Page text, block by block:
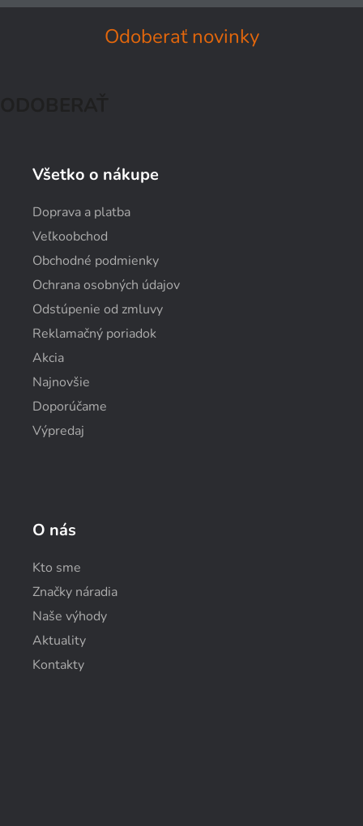
Odoberať novinky
Všetko o nákupe
Doprava a platba
Veľkoobchod
Obchodné podmienky
Ochrana osobných údajov
Odstúpenie od zmluvy
Reklamačný poriadok
Akcia
Najnovšie
Doporúčame
Výpredaj
O nás
Kto sme
Značky náradia
Naše výhody
Aktuality
Kontakty